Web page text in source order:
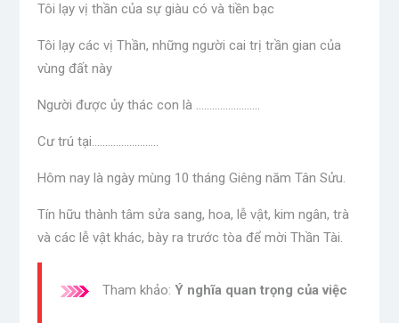
Tôi lạy vị thần của sự giàu có và tiền bạc
Tôi lạy các vị Thần, những người cai trị trần gian của
vùng đất này
Người được ủy thác con là ……………………
Cư trú tại…………………….
Hôm nay là ngày mùng 10 tháng Giêng năm Tân Sửu.
Tín hữu thành tâm sửa sang, hoa, lễ vật, kim ngân, trà
và các lễ vật khác, bày ra trước tòa để mời Thần Tài.
Tham khảo: Ý nghĩa quan trọng của việc